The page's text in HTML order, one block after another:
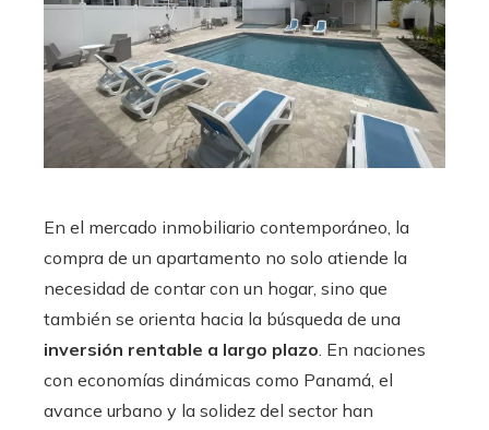
En el mercado inmobiliario contemporáneo, la
compra de un apartamento no solo atiende la
necesidad de contar con un hogar, sino que
también se orienta hacia la búsqueda de una
inversión rentable a largo plazo. En naciones
con economías dinámicas como Panamá, el
avance urbano y la solidez del sector han